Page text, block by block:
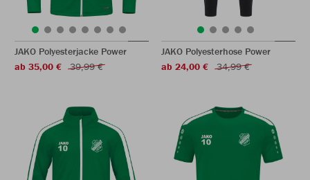
JAKO Polyesterjacke Power
ab 35,00 €
39,99 €
JAKO Polyesterhose Power
ab 24,00 €
34,99 €